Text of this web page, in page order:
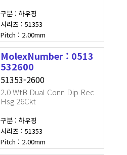
구분 : 하우징
시리즈 : 51353
Pitch : 2.00mm
MolexNumber : 0513
532600
51353-2600
2.0 WtB Dual Conn Dip Rec
Hsg 26Ckt
구분 : 하우징
시리즈 : 51353
Pitch : 2.00mm